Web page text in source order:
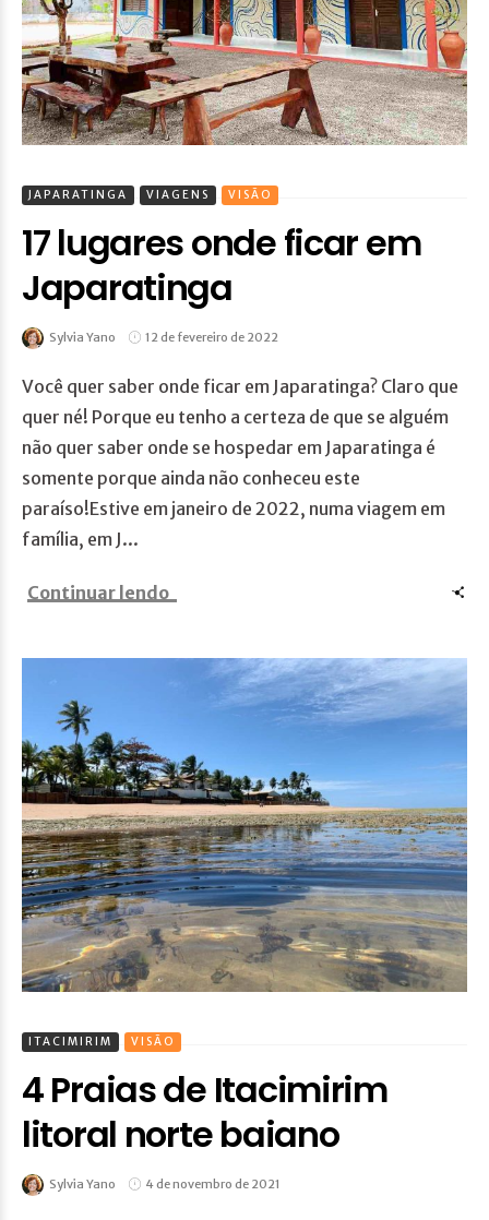
JAPARATINGA VIAGENS VISÃO
17 lugares onde ficar em
Japaratinga
Sylvia Yano 12 de fevereiro de 2022
Você quer saber onde ficar em Japaratinga? Claro que
quer né! Porque eu tenho a certeza de que se alguém
não quer saber onde se hospedar em Japaratinga é
somente porque ainda não conheceu este
paraíso!Estive em janeiro de 2022, numa viagem em
família, em J...
Continuar lendo
ITACIMIRIM VISÃO
4 Praias de Itacimirim
litoral norte baiano
Sylvia Yano 4 de novembro de 2021